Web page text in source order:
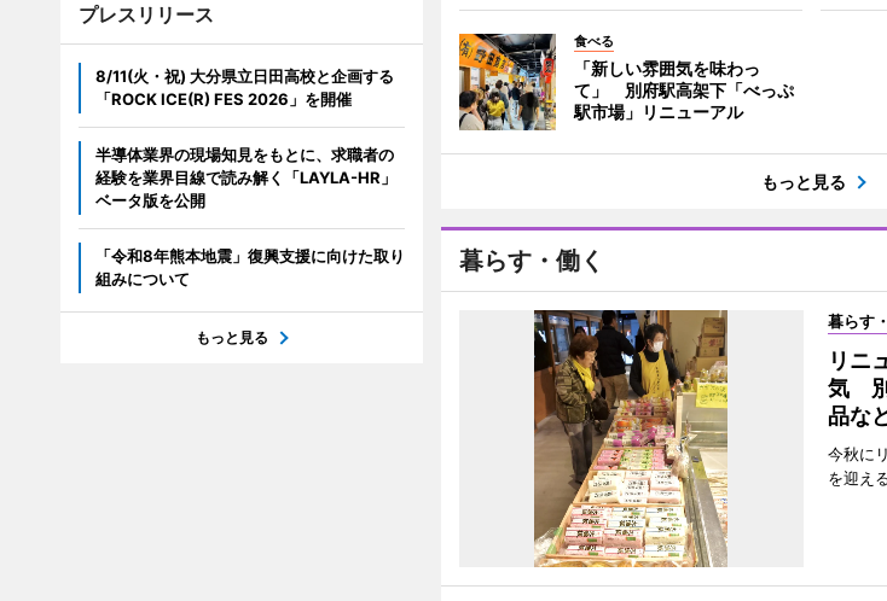
食べる
「新しい雰囲気を味わっ
て」 別府駅高架下「べっぷ
駅市場」リニューアル
もっと見る
暮らす・働く
暮らす
リニ
気 別
品な
今秋に
を迎え
プレスリリース
8/11(火・祝) 大分県立日田高校と企画する
「ROCK ICE(R) FES 2026」を開催
半導体業界の現場知見をもとに、求職者の
経験を業界目線で読み解く「LAYLA-HR」
ベータ版を公開
「令和8年熊本地震」復興支援に向けた取り
組みについて
もっと見る